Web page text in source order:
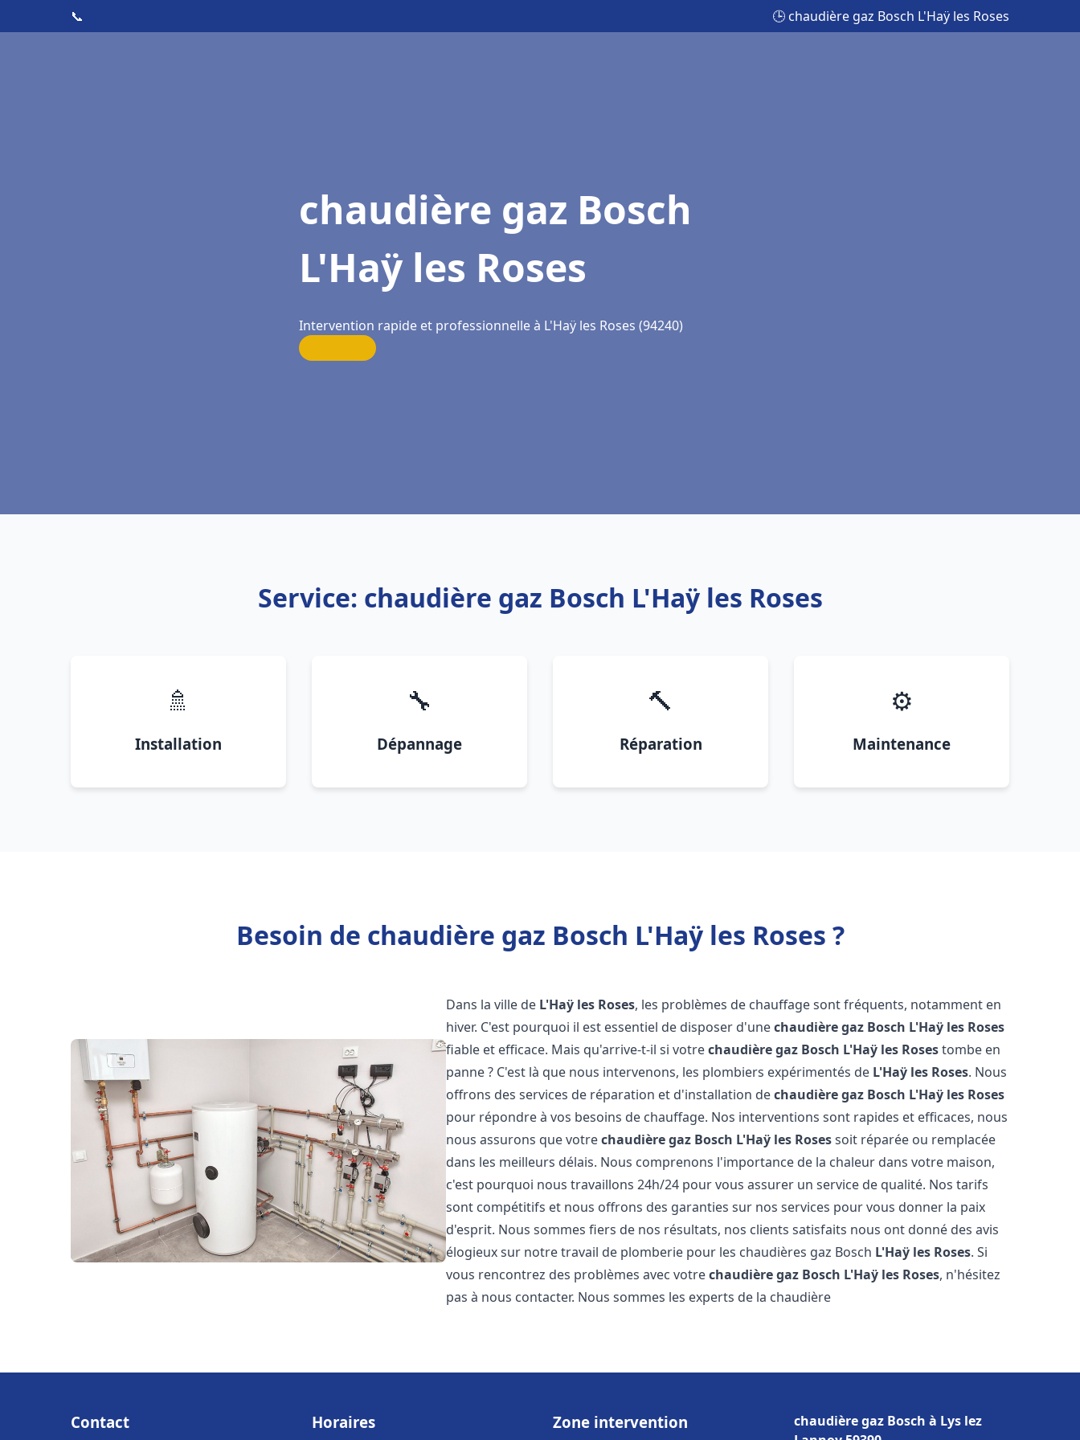
📞 🕒 chaudière gaz Bosch L'Haÿ les Roses
chaudière gaz Bosch
L'Haÿ les Roses
Intervention rapide et professionnelle à L'Haÿ les Roses (94240)
Service: chaudière gaz Bosch L'Haÿ les Roses
🚿
Installation
🔧
Dépannage
🔨
Réparation
⚙️
Maintenance
Besoin de chaudière gaz Bosch L'Haÿ les Roses ?
Dans la ville de L'Haÿ les Roses, les problèmes de chauffage sont fréquents, notamment en
hiver. C'est pourquoi il est essentiel de disposer d'unechaudière gaz Bosch L'Haÿ les Roses
fiable et efficace. Mais qu'arrive-t-il si votrechaudière gaz Bosch L'Haÿ les Rosestombe en
panne ? C'est là que nous intervenons, les plombiers expérimentés de L'Haÿ les Roses. Nous
offrons des services de réparation et d'installation dechaudière gaz Bosch L'Haÿ les Roses
pour répondre à vos besoins de chauffage. Nos interventions sont rapides et efficaces, nous
nous assurons que votrechaudière gaz Bosch L'Haÿ les Rosessoit réparée ou remplacée
dans les meilleurs délais. Nous comprenons l'importance de la chaleur dans votre maison,
c'est pourquoi nous travaillons 24h/24 pour vous assurer un service de qualité. Nos tarifs
sont compétitifs et nous offrons des garanties sur nos services pour vous donner la paix
d'esprit. Nous sommes fiers de nos résultats, nos clients satisfaits nous ont donné des avis
élogieux sur notre travail de plomberie pour les chaudières gaz Bosch L'Haÿ les Roses. Si
vous rencontrez des problèmes avec votrechaudière gaz Bosch L'Haÿ les Roses, n'hésitez
pas à nous contacter. Nous sommes les experts de la chaudière
Contact Horaires Zone intervention
chaudière gaz Bosch à Lys lez